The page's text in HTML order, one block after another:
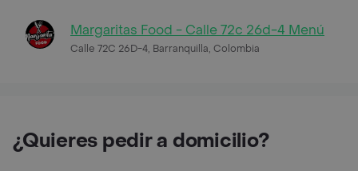
Margaritas Food - Calle 72c 26d-4 Menú
Calle 72C 26D-4, Barranquilla, Colombia
¿Quieres pedir a domicilio?